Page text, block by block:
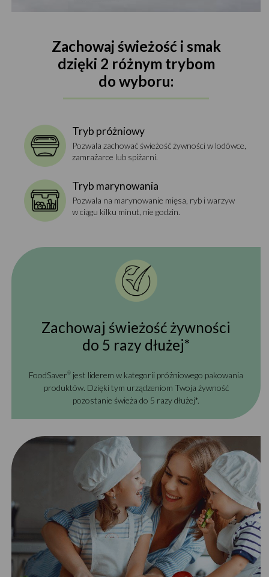
Zachowaj świeżość i smak
dzięki 2 różnym trybom
do wyboru:
Tryb próżniowy
Pozwala zachować świeżość żywności w lodówce,
zamrażarce lub spiżarni.
Tryb marynowania
Pozwala na marynowanie mięsa, ryb i warzyw
w ciągu kilku minut, nie godzin.
Zachowaj świeżość żywności
do 5 razy dłużej*
FoodSaver ®
jest liderem w kategorii próżniowego pakowania
produktów. Dzięki tym urządzeniom Twoja żywność
pozostanie świeża do 5 razy dłużej*.